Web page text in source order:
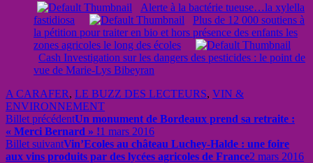
Alerte à la bactérie tueuse…la xylella
fastidiosa
Plus de 12 000 soutiens à
la pétition pour traiter en bio et hors présence des enfants les
zones agricoles le long des écoles
Cash Investigation sur les dangers des pesticides : le point de
vue de Marie-Lys Bibeyran
A CARAFER, LE BUZZ DES LECTEURS, VIN &
ENVIRONNEMENT
Billet précédentUn monument de Bordeaux prend sa retraite :
« Merci Bernard » !1 mars 2016
Billet suivantVin’Ecoles au château Luchey-Halde : une foire
aux vins produits par des lycées agricoles de France2 mars 2016